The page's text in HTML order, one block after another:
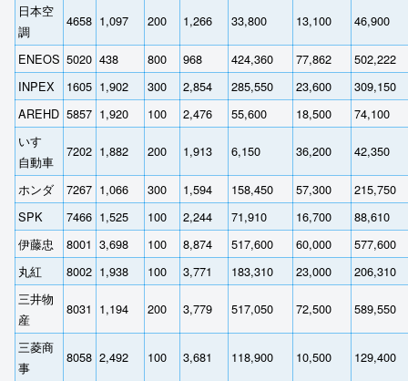
日本空
調
4658 1,097 200 1,266 33,800 13,100 46,900
ENEOS 5020 438 800 968 424,360 77,862
502,222
INPEX
1605 1,902 300 2,854 285,550 23,600
309,150
AREHD 5857 1,920 100 2,476 55,600 18,500
74,100
いすゞ
自動車
7202 1,882 200 1,913 6,150 36,200 42,350
ホンダ 7267 1,066 300 1,594 158,450 57,300
215,750
SPK
7466 1,525 100 2,244 71,910 16,700
88,610
伊藤忠
8001 3,698 100 8,874 517,600 60,000
577,600
丸紅
8002 1,938 100 3,771 183,310 23,000
206,310
三井物
産
8031 1,194 200 3,779 517,050 72,500 589,550
三菱商
事
8058 2,492 100 3,681 118,900 10,500 129,400